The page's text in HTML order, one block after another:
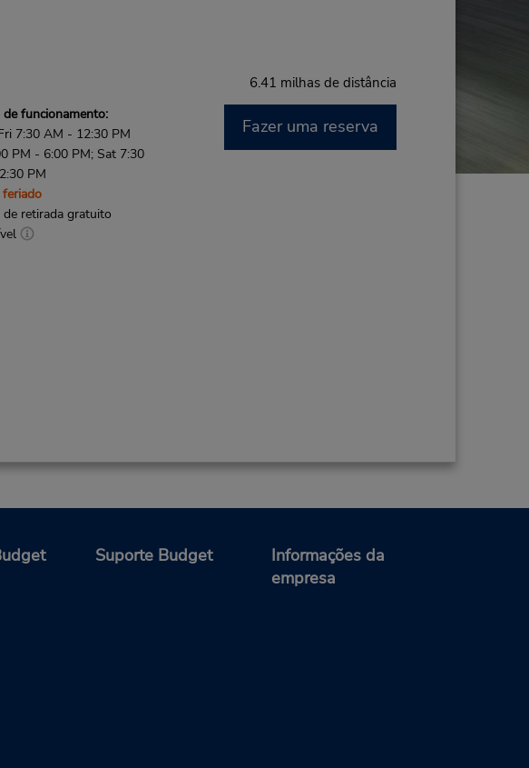
6.41 milhas de distância
funcionamento:
7:30 AM - 12:30 PM
PM - 6:00 PM; Sat 7:30
PM
de retirada gratuito
Fazer uma reserva
Suporte Budget
Informações da
empresa